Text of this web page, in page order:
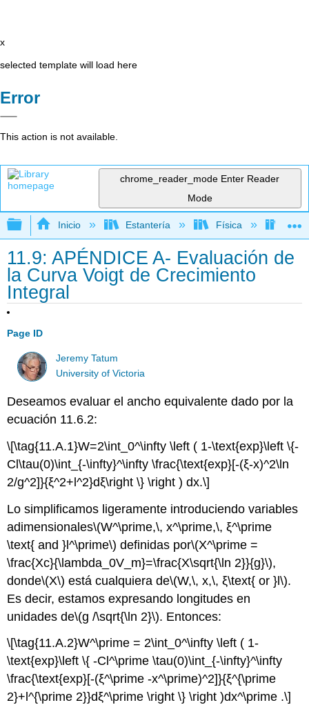
x
selected template will load here
Error
This action is not available.
chrome_reader_mode Enter Reader
Mode
Expandir/contraer jerarquía global
Inicio Estantería Física
11.9: APÉNDICE A- Evaluación de
la Curva Voigt de Crecimiento
Integral
Page ID
Jeremy Tatum
University of Victoria
Deseamos evaluar el ancho equivalente dado por la
ecuación 11.6.2:
\[\tag{11.A.1}W=2\int_0^\infty \left ( 1-\text{exp}\left \{-
Cl\tau(0)\int_{-\infty}^\infty \frac{\text{exp}[-(ξ-x)^2\ln
2/g^2]}{ξ^2+l^2}dξ\right \} \right ) dx.\]
Lo simplificamos ligeramente introduciendo variables
adimensionales\(W^\prime,\, x^\prime,\, ξ^\prime
\text{ and }l^\prime\) definidas por\(X^\prime =
\frac{Xc}{\lambda_0V_m}=\frac{X\sqrt{\ln 2}}{g}\),
donde\(X\) está cualquiera de\(W,\, x,\, ξ\text{ or }l\).
Es decir, estamos expresando longitudes en
unidades de\(g /\sqrt{\ln 2}\). Entonces:
\[\tag{11.A.2}W^\prime = 2\int_0^\infty \left ( 1-
\text{exp}\left \{ -Cl^\prime \tau(0)\int_{-\infty}^\infty
\frac{\text{exp}[-(ξ^\prime -x^\prime)^2]}{ξ^{\prime
2}+l^{\prime 2}}dξ^\prime \right \} \right )dx^\prime .\]